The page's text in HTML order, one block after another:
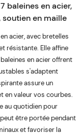
baleines en acier,
en maille
acier, avec bretelles
résistante. Elle affine
en acier offrent
s'adaptent
assure un
en valeur vos courbes.
au quotidien pour
être portée pendant
et favoriser la